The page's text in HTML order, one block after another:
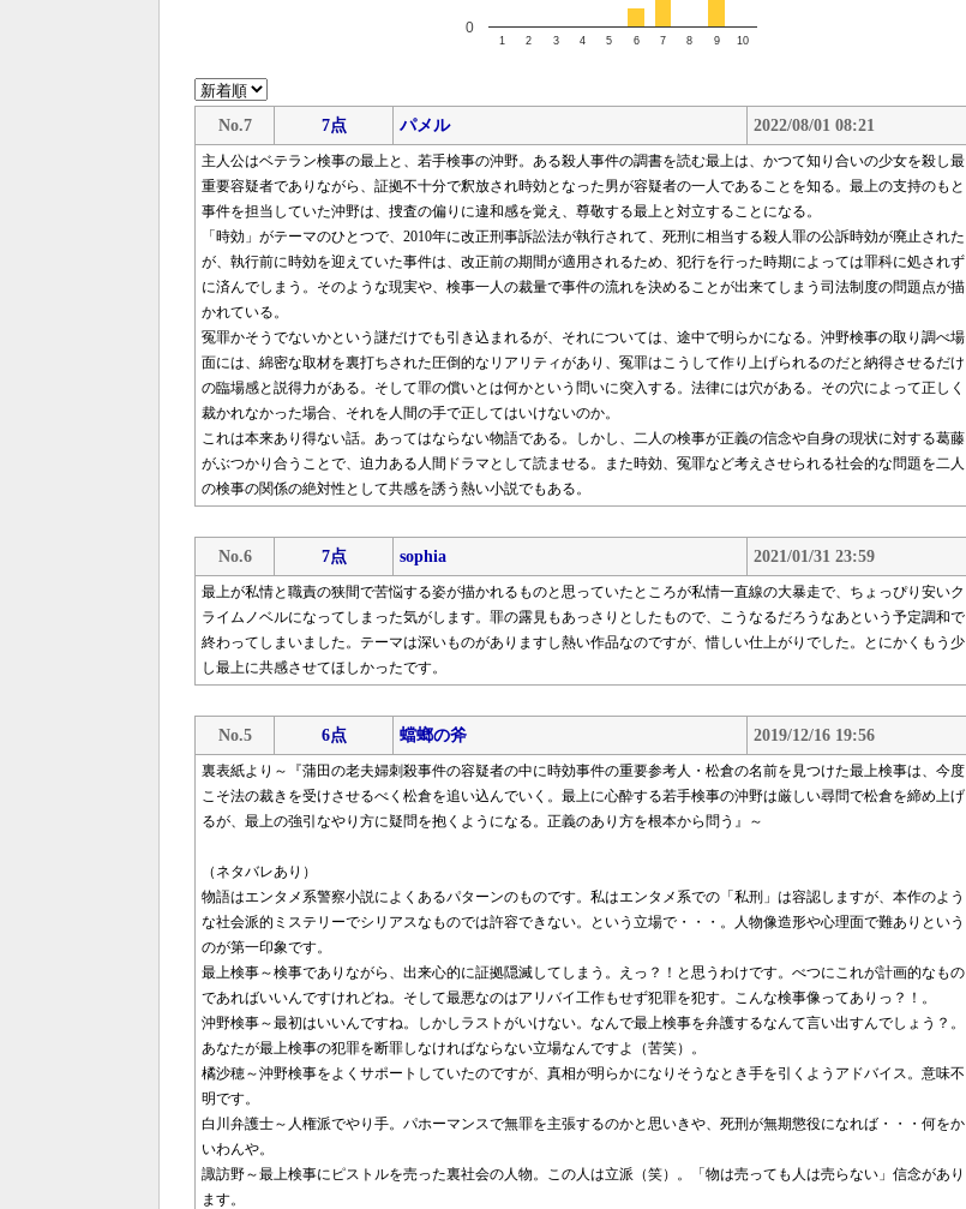
1 2 3 4 5 6 7 8 9 10
0
No.7 7点 パメル 2022/08/01 08:21
主人公はベテラン検事の最上と、若手検事の沖野。ある殺人事件の調書を読む最上は、かつて知り合いの少女を殺し最
重要容疑者でありながら、証拠不十分で釈放され時効となった男が容疑者の一人であることを知る。最上の支持のもと
事件を担当していた沖野は、捜査の偏りに違和感を覚え、尊敬する最上と対立することになる。
「時効」がテーマのひとつで、2010年に改正刑事訴訟法が執行されて、死刑に相当する殺人罪の公訴時効が廃止された
が、執行前に時効を迎えていた事件は、改正前の期間が適用されるため、犯行を行った時期によっては罪科に処されず
に済んでしまう。そのような現実や、検事一人の裁量で事件の流れを決めることが出来てしまう司法制度の問題点が描
かれている。
冤罪かそうでないかという謎だけでも引き込まれるが、それについては、途中で明らかになる。沖野検事の取り調べ場
面には、綿密な取材を裏打ちされた圧倒的なリアリティがあり、冤罪はこうして作り上げられるのだと納得させるだけ
の臨場感と説得力がある。そして罪の償いとは何かという問いに突入する。法律には穴がある。その穴によって正しく
裁かれなかった場合、それを人間の手で正してはいけないのか。
これは本来あり得ない話。あってはならない物語である。しかし、二人の検事が正義の信念や自身の現状に対する葛藤
がぶつかり合うことで、迫力ある人間ドラマとして読ませる。また時効、冤罪など考えさせられる社会的な問題を二人
の検事の関係の絶対性として共感を誘う熱い小説でもある。
No.6 7点 sophia 2021/01/31 23:59
最上が私情と職責の狭間で苦悩する姿が描かれるものと思っていたところが私情一直線の大暴走で、ちょっぴり安いク
ライムノベルになってしまった気がします。罪の露見もあっさりとしたもので、こうなるだろうなあという予定調和で
終わってしまいました。テーマは深いものがありますし熱い作品なのですが、惜しい仕上がりでした。とにかくもう少
し最上に共感させてほしかったです。
No.5 6点 蟷螂の斧 2019/12/16 19:56
裏表紙より～『蒲田の老夫婦刺殺事件の容疑者の中に時効事件の重要参考人・松倉の名前を見つけた最上検事は、今度
こそ法の裁きを受けさせるべく松倉を追い込んでいく。最上に心酔する若手検事の沖野は厳しい尋問で松倉を締め上げ
るが、最上の強引なやり方に疑問を抱くようになる。正義のあり方を根本から問う』～
（ネタバレあり）
物語はエンタメ系警察小説によくあるパターンのものです。私はエンタメ系での「私刑」は容認しますが、本作のよう
な社会派的ミステリーでシリアスなものでは許容できない。という立場で・・・。人物像造形や心理面で難ありという
のが第一印象です。
最上検事～検事でありながら、出来心的に証拠隠滅してしまう。えっ？！と思うわけです。べつにこれが計画的なもの
であればいいんですけれどね。そして最悪なのはアリバイ工作もせず犯罪を犯す。こんな検事像ってありっ？！。
沖野検事～最初はいいんですね。しかしラストがいけない。なんで最上検事を弁護するなんて言い出すんでしょう？。
あなたが最上検事の犯罪を断罪しなければならない立場なんですよ（苦笑）。
橘沙穂～沖野検事をよくサポートしていたのですが、真相が明らかになりそうなとき手を引くようアドバイス。意味不
明です。
白川弁護士～人権派でやり手。パホーマンスで無罪を主張するのかと思いきや、死刑が無期懲役になれば・・・何をか
いわんや。
諏訪野～最上検事にピストルを売った裏社会の人物。この人は立派（笑）。「物は売っても人は売らない」信念があり
ます。